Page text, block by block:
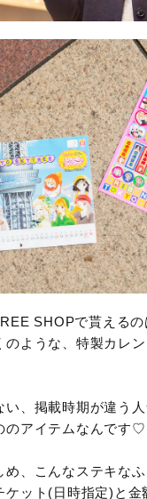
SHOPで貰える
のような、特製カレ
い、掲載時期が違う
のアイテムなんです♡
め、こんなステキな
ケット(日時指定)と金